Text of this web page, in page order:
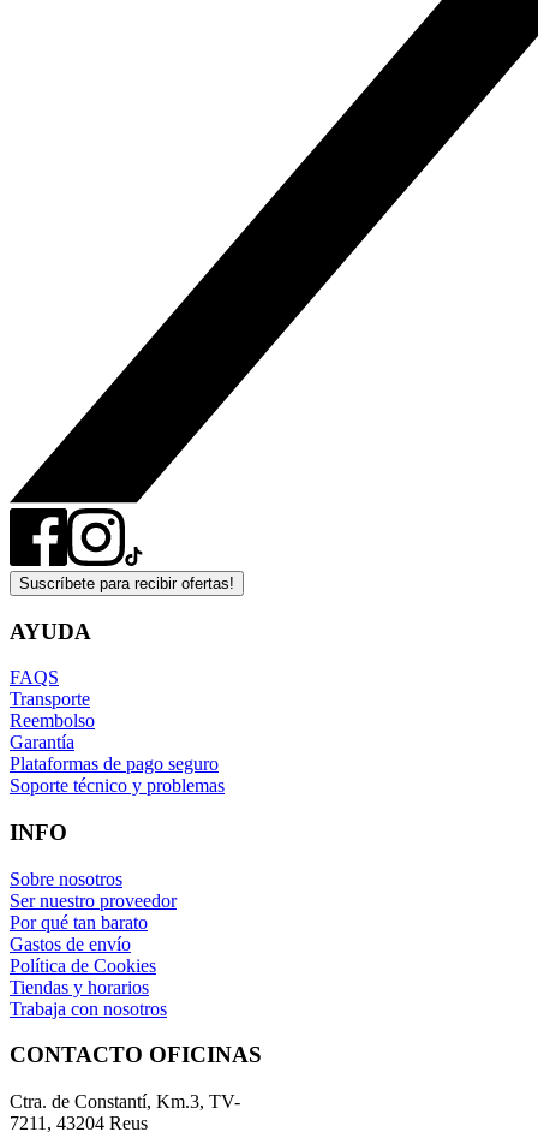
Suscríbete para recibir ofertas!
AYUDA
FAQS
Transporte
Reembolso
Garantía
Plataformas de pago seguro
Soporte técnico y problemas
INFO
Sobre nosotros
Ser nuestro proveedor
Por qué tan barato
Gastos de envío
Política de Cookies
Tiendas y horarios
Trabaja con nosotros
CONTACTO OFICINAS
Ctra. de Constantí, Km.3, TV-
7211, 43204 Reus